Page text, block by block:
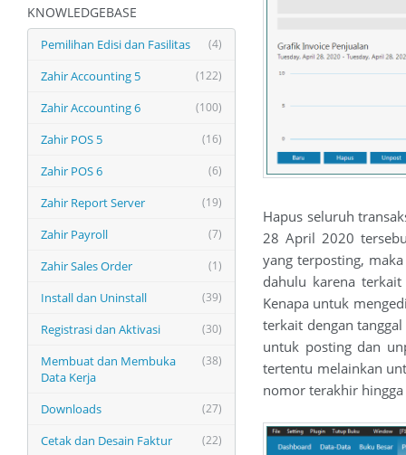
KNOWLEDGEBASE
(4)
Pemilihan Edisi dan Fasilitas
(122)
Zahir Accounting 5
(100)
Zahir Accounting 6
(16)
Zahir POS 5
(6)
Zahir POS 6
(19)
Zahir Report Server
(7)
Zahir Payroll
(1)
Zahir Sales Order
(39)
Install dan Uninstall
(30)
Registrasi dan Aktivasi
(38)
Membuat dan Membuka
Data Kerja
(27)
Downloads
(22)
Cetak dan Desain Faktur
Hapus seluruh
28 April 2020
yang terposting,
dahulu karena terkait
Kenapa untuk
terkait dengan
untuk posting dan
tertentu melainkan
nomor terakhir